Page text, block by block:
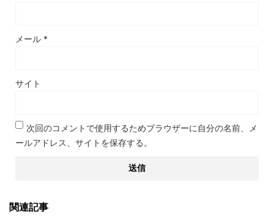
メール *
サイト
次回のコメントで使用するためブラウザーに自分の名前、メ
ールアドレス、サイトを保存する。
関連記事